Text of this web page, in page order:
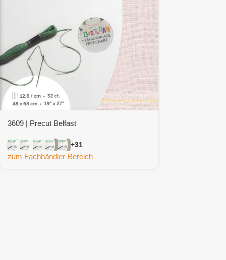
3609 | Precut Belfast
+31
zum Fachhändler-Bereich